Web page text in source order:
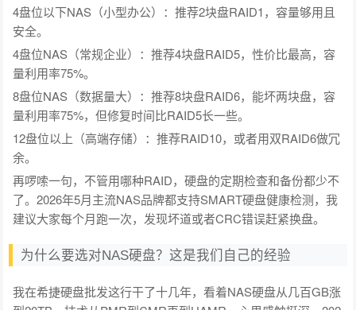
4盘位以下NAS（小型办公）：推荐2块盘RAID1，容量够用且
安全。
4盘位NAS（常规企业）：推荐4块盘RAID5，性价比最高，容
量利用率75%。
8盘位NAS（数据量大）：推荐8块盘RAID6，能坏两块盘，容
量利用率75%，但修复时间比RAID5长一些。
12盘位以上（高端存储）：推荐RAID10，或者用双RAID6做冗
余。
再啰嗦一句，不管用哪种RAID，硬盘的定期检查和备份都少不
了。2026年5月主流NAS品牌都支持SMART硬盘健康检测，我
建议大家每个月跑一次，发现坏道或者CRC错误赶紧换盘。
为什么要选对NAS硬盘？这是我们自己的经验
我在希捷硬盘批发这行干了十几年，看着NAS硬盘从几百GB涨